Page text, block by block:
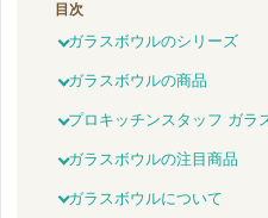
目次
ガラスボウルのシリーズ
ガラスボウルの商品
プロキッチンスタッフ ガラ
ガラスボウルの注目商品
ガラスボウルについて